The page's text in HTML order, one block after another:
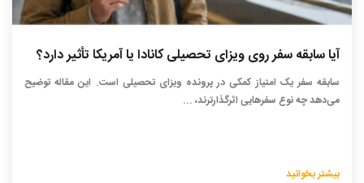
آیا سابقه سفر روی ویزای تحصیلی کانادا یا آمریکا تأثیر دارد؟
سابقه سفر یک امتیاز کمکی در پرونده ویزای تحصیلی است. این مقاله توضیح
می‌دهد چه نوع سفرهایی اثرگذارترند، ...
بیشتر بخوانید